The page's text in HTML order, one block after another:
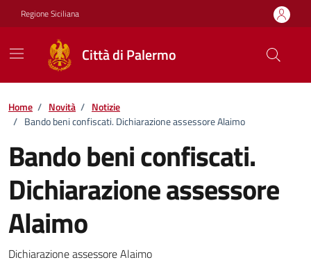
Vai ai contenuti
Vai al footer
Regione Siciliana
Città di Palermo
Home / Novità / Notizie
/ Bando beni confiscati. Dichiarazione assessore Alaimo
Bando beni confiscati.
Dichiarazione assessore
Alaimo
Dettagli della notizia
Dichiarazione assessore Alaimo